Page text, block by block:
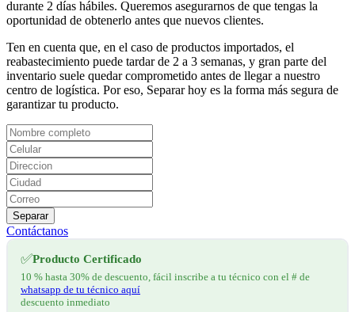
durante 2 días hábiles. Queremos asegurarnos de que tengas la
oportunidad de obtenerlo antes que nuevos clientes.
Ten en cuenta que, en el caso de productos importados, el
reabastecimiento puede tardar de 2 a 3 semanas, y gran parte del
inventario suele quedar comprometido antes de llegar a nuestro
centro de logística. Por eso, Separar hoy es la forma más segura de
garantizar tu producto.
Separar
Contáctanos
✅Producto Certificado
10 % hasta 30% de descuento, fácil inscribe a tu técnico con el # de
whatsapp de tu técnico aquí
descuento inmediato